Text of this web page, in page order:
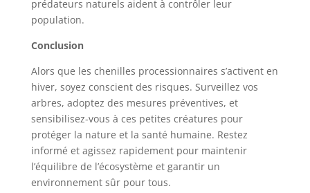
prédateurs naturels aident à contrôler leur
population.
Conclusion
Alors que les chenilles processionnaires s’activent en
hiver, soyez conscient des risques. Surveillez vos
arbres, adoptez des mesures préventives, et
sensibilisez-vous à ces petites créatures pour
protéger la nature et la santé humaine. Restez
informé et agissez rapidement pour maintenir
l’équilibre de l’écosystème et garantir un
environnement sûr pour tous.